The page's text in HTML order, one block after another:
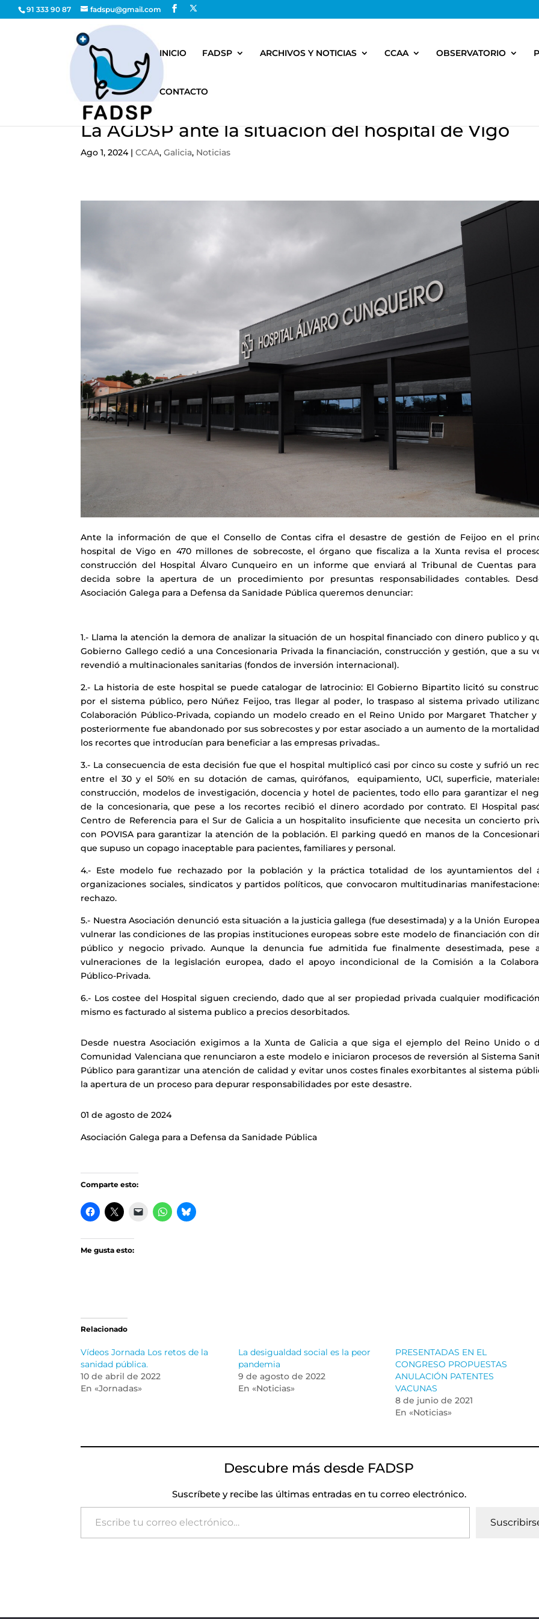
91 333 90 87 fadspu@gmail.com
INICIO FADSP ARCHIVOS Y NOTICIAS CCAA OBSERVATORIO
CONTACTO
La AGDSP ante la situación del hospital de Vigo
Ago 1, 2024|CCAA,Galicia, Noticias
Ante la información de que el Consello de Contas cifra el desastre de gestión de Feijoo en el
hospital de Vigo en 470 millones de sobrecoste, el órgano que fiscaliza a la Xunta revisa el
construcción del Hospital Álvaro Cunqueiro en un informe que enviará al Tribunal de Cuentas para
decida sobre la apertura de un procedimiento por presuntas responsabilidades contables.
Asociación Galega para a Defensa da Sanidade Pública queremos denunciar:
1.- Llama la atención la demora de analizar la situación de un hospital financiado con dinero publico y
Gobierno Gallego cedió a una Concesionaria Privada la financiación, construcción y gestión, que a su
revendió a multinacionales sanitarias (fondos de inversión internacional).
2.- La historia de este hospital se puede catalogar de latrocinio: El Gobierno Bipartito licitó su
por el sistema público, pero Núñez Feijoo, tras llegar al poder, lo traspaso al sistema privado
Colaboración Público-Privada, copiando un modelo creado en el Reino Unido por Margaret Thatcher
posteriormente fue abandonado por sus sobrecostes y por estar asociado a un aumento de la
los recortes que introducían para beneficiar a las empresas privadas..
3.- La consecuencia de esta decisión fue que el hospital multiplicó casi por cinco su coste y sufrió un
entre el 30 y el 50% en su dotación de camas, quirófanos, equipamiento, UCI, superficie,
construcción, modelos de investigación, docencia y hotel de pacientes, todo ello para garantizar el
de la concesionaria, que pese a los recortes recibió el dinero acordado por contrato. El Hospital
Centro de Referencia para el Sur de Galicia a un hospitalito insuficiente que necesita un concierto
con POVISA para garantizar la atención de la población. El parking quedó en manos de la
que supuso un copago inaceptable para pacientes, familiares y personal.
4.- Este modelo fue rechazado por la población y la práctica totalidad de los ayuntamientos del
organizaciones sociales, sindicatos y partidos políticos, que convocaron multitudinarias
rechazo.
5.- Nuestra Asociación denunció esta situación a la justicia gallega (fue desestimada) y a la Unión
vulnerar las condiciones de las propias instituciones europeas sobre este modelo de financiación con
público y negocio privado. Aunque la denuncia fue admitida fue finalmente desestimada, pese
vulneraciones de la legislación europea, dado el apoyo incondicional de la Comisión a la
Público-Privada.
6.- Los costee del Hospital siguen creciendo, dado que al ser propiedad privada cualquier
mismo es facturado al sistema publico a precios desorbitados.
Desde nuestra Asociación exigimos a la Xunta de Galicia a que siga el ejemplo del Reino Unido o
Comunidad Valenciana que renunciaron a este modelo e iniciaron procesos de reversión al Sistema
Público para garantizar una atención de calidad y evitar unos costes finales exorbitantes al sistema
la apertura de un proceso para depurar responsabilidades por este desastre.
01 de agosto de 2024
Asociación Galega para a Defensa da Sanidade Pública
Comparte esto:
Me gusta esto:
Relacionado
Vídeos Jornada Los retos de la
sanidad pública.
10 de abril de 2022
En «Jornadas»
La desigualdad social es la peor
pandemia
9 de agosto de 2022
En «Noticias»
PRESENTADAS EN EL
CONGRESO PROPUESTAS
ANULACIÓN PATENTES
VACUNAS
8 de junio de 2021
En «Noticias»
Descubre más desde FADSP
Suscríbete y recibe las últimas entradas en tu correo electrónico.
Escribe tu correo electrónico…